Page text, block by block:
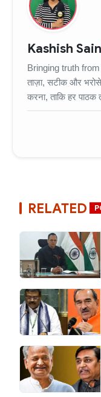
Kashish Sain
Bringing truth from
ताज़ा, सटीक और
करना, ताकि हर
RELATED